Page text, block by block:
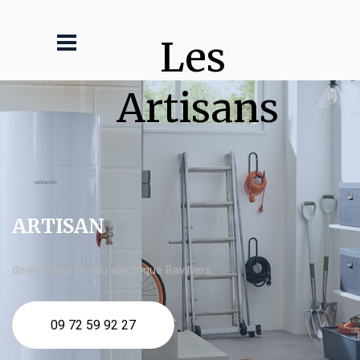
Les
Artisans
ARTISAN
devis Chauffe eau electrique Bavilliers
09 72 59 92 27